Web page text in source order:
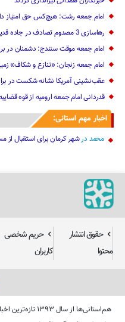
امام جمعه رشت: هیچ‌کس حق امتیاز
رهاسازی 3 مصدوم تصادف در جاده قدیم زنجان – تبریز
امام جمعه موقت سنندج: دشمنان در
امام جمعه زنجان: «تنازع و شکاف»
عقب‌نشینی آمریکا نشانه شکست در
قدردانی امام جمعه ارومیه از قوه
اخبار مهم استانی:
محمد درشهر کرمان برای استقبال از
حقوق انتشار
محتوا
حریم شخصی
کاربران
هم‌استانی‌ها از